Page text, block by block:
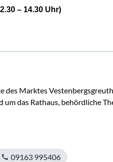
– 14.30 Uhr)
des Marktes
das Rathaus, behördliche
09163 995406